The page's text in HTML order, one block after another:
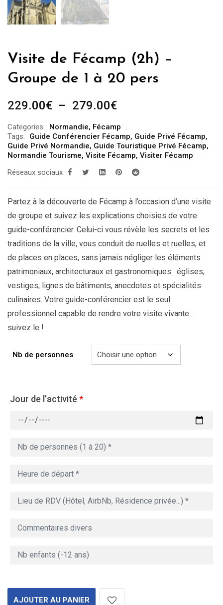
Visite de Fécamp (2h) –
Groupe de 1 à 20 pers
229.00€ – 279.00€Plage
prix :
229.00€
à
279.00€
Categories: Normandie, Fécamp
Tags:
Guide Conférencier Fécamp, Guide Privé Fécamp,
Guide Privé Normandie, Guide Touristique Privé Fécamp,
Normandie Tourisme, Visite Fécamp, Visiter Fécamp
Réseaux sociaux
Partez à la découverte de Fécamp à l’occasion d’une visite
de groupe et suivez les explications choisies de votre
guide-conférencier. Celui-ci vous révèle les secrets et les
traditions de la ville, vous conduit de ruelles et ruelles, et
de places en places, sans jamais négliger les éléments
patrimoniaux, architecturaux et gastronomiques : églises,
vestiges, lignes de bâtiments, anecdotes et spécialités
culinaires. Votre guide-conférencier est le seul
professionnel capable de rendre votre visite vivante :
suivez le !
Nb de personnes
Jour de l’activité *
AJOUTER AU PANIER